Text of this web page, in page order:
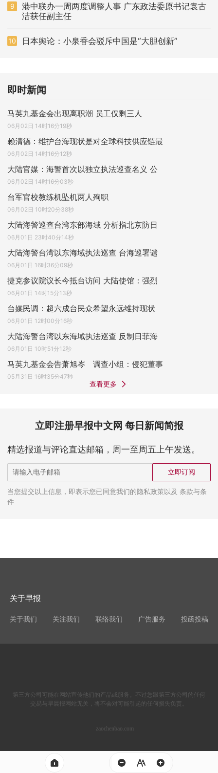
9
港中联办一周两度调整人事 广东政法委原书记袁古
洁获任副主任
10 日本舆论：小泉香会驳斥中国是“大胆创新”
即时新闻
马英九基金会出现离职潮 员工仅剩三人
06月02日 14时16分19秒
赖清德：维护台海现状是对全球科技供应链最
06月02日 14时16分12秒
大陆官媒：海警首次以独立执法巡查名义 公
06月02日 14时16分03秒
台军官校教练机坠机两人殉职
06月02日 10时20分38秒
大陆海警巡查台湾东部海域 分析指北京防日
06月01日 23时40分14秒
大陆海警台湾以东海域执法巡查 台海巡署谴
06月01日 16时36分09秒
捷克参议院议长今抵台访问 大陆使馆：强烈
06月01日 14时15分13秒
台媒民调：超六成台民众希望永远维持现状
06月01日 12时00分16秒
大陆海警台湾以东海域执法巡查 反制日菲海
06月01日 10时51分12秒
马英九基金会告萧旭岑 调查小组：侵犯董事
05月31日 16时35分47秒
查看更多
立即注册早报中文网 每日新闻简报
精选报道与评论直达邮箱，周一至周五上午发送。
立即订阅
当您提交以上信息，即表示您已同意我们的隐私政策以及 条款与条
件
关于早报
关于我们 关注我们 联络我们 广告服务 投函投稿
第三方公司可能在网站宣传他们的产品或服务。不过您跟第三方公司的任何
交易与早晨报网站无关，将不会对可能引起的任何损失负责。
zaochenbao.com